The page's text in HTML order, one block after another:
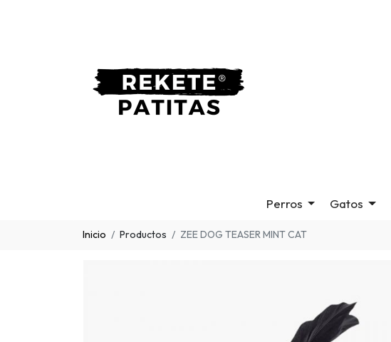
Perros Gatos
Inicio Productos ZEE DOG TEASER MINT CAT